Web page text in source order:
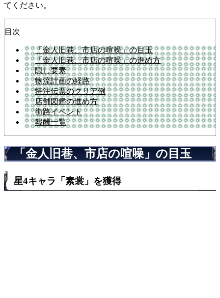
てください。
目次
「金人旧巷、市店の喧噪」の目玉
「金人旧巷、市店の喧噪」の進め方
隠し要素
物流計画の経路
特注伝票のクリア例
店舗図鑑の進め方
街路イベント
報酬一覧
「金人旧巷、市店の喧噪」の目玉
星4キャラ「素裳」を獲得